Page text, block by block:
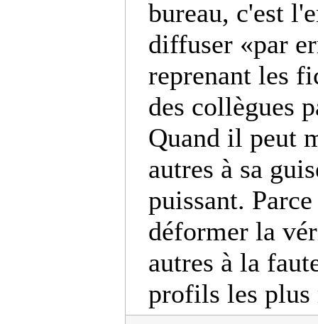
bureau, c'est
diffuser «par
reprenant les
des collègues
Quand il peut
autres à sa
puissant.
déformer la
autres à la
profils les plus